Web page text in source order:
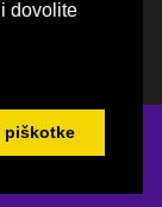
piškotki
dovolite
piškotke